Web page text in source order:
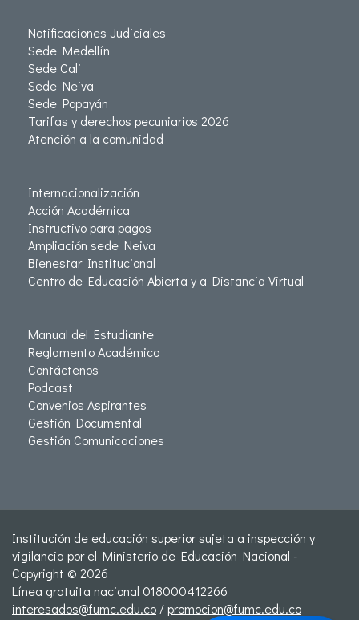
Notificaciones Judiciales
Sede Medellín
Sede Cali
Sede Neiva
Sede Popayán
Tarifas y derechos pecuniarios 2026
Atención a la comunidad
Internacionalización
Acción Académica
Instructivo para pagos
Ampliación sede Neiva
Bienestar Institucional
Centro de Educación Abierta y a Distancia Virtual
Manual del Estudiante
Reglamento Académico
Contáctenos
Podcast
Convenios Aspirantes
Gestión Documental
Gestión Comunicaciones
Institución de educación superior sujeta a inspección y
vigilancia por el Ministerio de Educación Nacional -
Copyright © 2026
Línea gratuita nacional 018000412266
interesados@fumc.edu.co /promocion@fumc.edu.co